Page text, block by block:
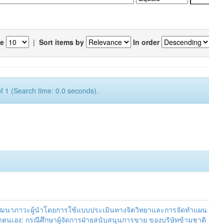
| Sort items by In order
1 (Search time: 0.0 seconds).
นาภาวะผู้นำโดยการใช้แบบประเมินทางจิตวิทยาและการจัดทำแผน
นเอง: กรณีศึกษาผู้จัดการฝ่ายสนับสนุนการขาย ของบริษัทข้ามชาติ